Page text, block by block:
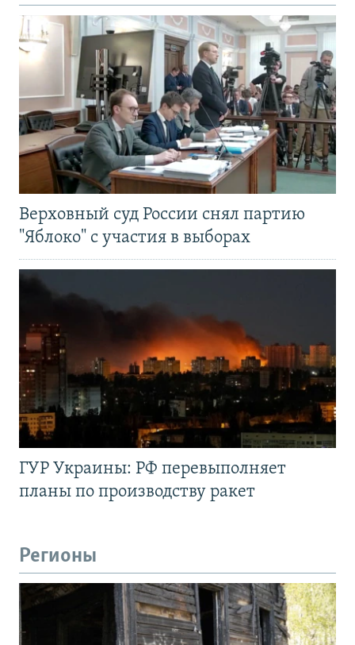
Верховный суд России снял партию
"Яблоко" с участия в выборах
ГУР Украины: РФ перевыполняет
планы по производству ракет
Регионы